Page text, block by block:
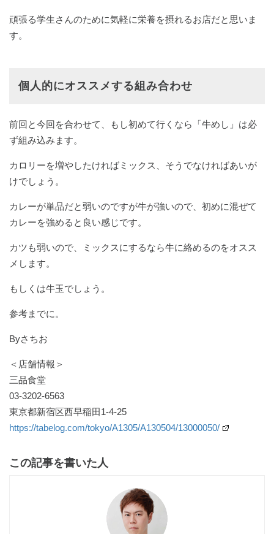
頑張る学生さんのために気軽に栄養を摂れるお店だと思いま
す。
個人的にオススメする組み合わせ
前回と今回を合わせて、もし初めて行くなら「牛めし」は必
ず組み込みます。
カロリーを増やしたければミックス、そうでなければあいが
けでしょう。
カレーが単品だと弱いのですが牛が強いので、初めに混ぜて
カレーを強めると良い感じです。
カツも弱いので、ミックスにするなら牛に絡めるのをオスス
メします。
もしくは牛玉でしょう。
参考までに。
Byさちお
＜店舗情報＞
三品食堂
03-3202-6563
東京都新宿区西早稲田1-4-25
https://tabelog.com/tokyo/A1305/A130504/13000050/
この記事を書いた人